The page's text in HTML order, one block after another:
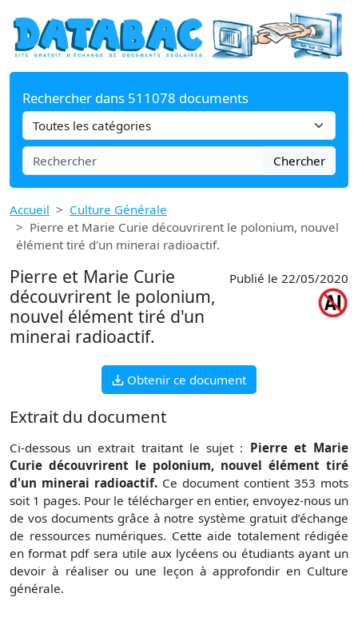
Rechercher dans 511078 documents
Chercher
Accueil
Culture Générale
Pierre et Marie Curie découvrirent le polonium, nouvel
élément tiré d'un minerai radioactif.
Pierre et Marie Curie
découvrirent le polonium,
nouvel élément tiré d'un
minerai radioactif.
Publié le 22/05/2020
Obtenir ce document
Extrait du document
Ci-dessous un extrait traitant le sujet : Pierre et Marie
Curie découvrirent le polonium, nouvel élément tiré
d'un minerai radioactif. Ce document contient 353 mots
soit 1 pages. Pour le télécharger en entier, envoyez-nous un
de vos documents grâce à notre système gratuit d’échange
de ressources numériques. Cette aide totalement rédigée
en format pdf sera utile aux lycéens ou étudiants ayant un
devoir à réaliser ou une leçon à approfondir en Culture
générale.